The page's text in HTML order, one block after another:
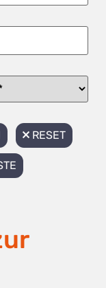
RESET